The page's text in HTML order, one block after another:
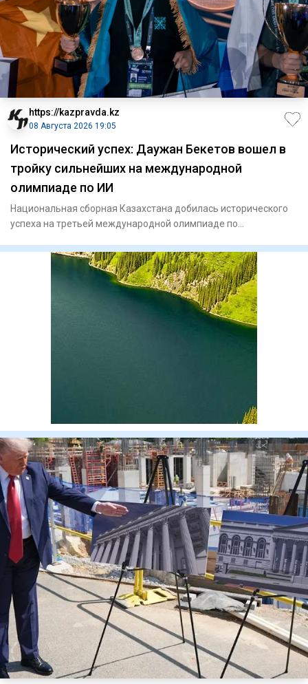
https://kazpravda.kz
08 Августа 2026 19:05
Исторический успех: Даужан Бекетов вошел в
тройку сильнейших на международной
олимпиаде по ИИ
Национальная сборная Казахстана добилась исторического
успеха на третьей международной олимпиаде по